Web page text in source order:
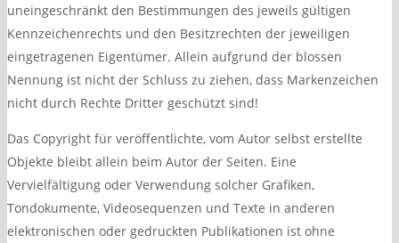
uneingeschränkt den Bestimmungen des jeweils gültigen
Kennzeichenrechts und den Besitzrechten der jeweiligen
eingetragenen Eigentümer. Allein aufgrund der blossen
Nennung ist nicht der Schluss zu ziehen, dass Markenzeichen
nicht durch Rechte Dritter geschützt sind!
Das Copyright für veröffentlichte, vom Autor selbst erstellte
Objekte bleibt allein beim Autor der Seiten. Eine
Vervielfältigung oder Verwendung solcher Grafiken,
Tondokumente, Videosequenzen und Texte in anderen
elektronischen oder gedruckten Publikationen ist ohne